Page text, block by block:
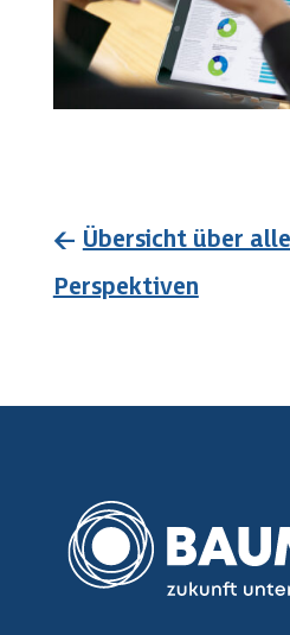
← Übersicht über
Perspektiven